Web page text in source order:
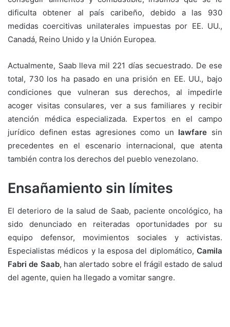
dificulta obtener al país caribeño, debido a las 930
medidas coercitivas unilaterales impuestas por EE. UU.,
Canadá, Reino Unido y la Unión Europea.
Actualmente, Saab lleva mil 221 días secuestrado. De ese
total, 730 los ha pasado en una prisión en EE. UU., bajo
condiciones que vulneran sus derechos, al impedirle
acoger visitas consulares, ver a sus familiares y recibir
atención médica especializada. Expertos en el campo
jurídico definen estas agresiones como un lawfare sin
precedentes en el escenario internacional, que atenta
también contra los derechos del pueblo venezolano.
Ensañamiento sin límites
El deterioro de la salud de Saab, paciente oncológico, ha
sido denunciado en reiteradas oportunidades por su
equipo defensor, movimientos sociales y activistas.
Especialistas médicos y la esposa del diplomático, Camila
Fabri de Saab, han alertado sobre el frágil estado de salud
del agente, quien ha llegado a vomitar sangre.